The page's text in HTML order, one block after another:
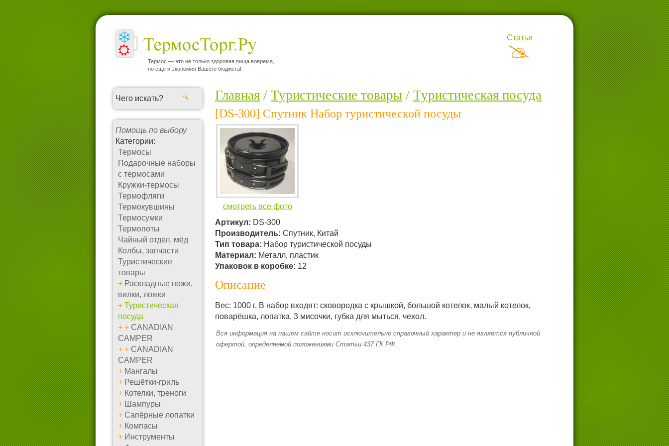
Термос — это не только здоровая пища вовремя,
но ещё и экономия Вашего бюджета!
Статьи
Помощь по выбору
Категории:
Термосы
Подарочные наборы
с термосами
Кружки-термосы
Термофляги
Термокувшины
Термосумки
Термопоты
Чайный отдел, мёд
Колбы, запчасти
Туристические
товары
+ Раскладные ножи,
вилки, ложки
+ Туристическая
посуда
+ + CANADIAN
CAMPER
+ + CANADIAN
CAMPER
+ Мангалы
+ Решётки-гриль
+ Котелки, треноги
+ Шампуры
+ Сапёрные лопатки
+ Компасы
+ Инструменты
Главная / Туристические товары / Туристическая посуда
[DS-300] Спутник Набор туристической посуды
смотреть все фото
Артикул: DS-300
Производитель: Спутник, Китай
Тип товара: Набор туристической посуды
Материал: Металл, пластик
Упаковок в коробке: 12
Описание
Вес: 1000 г. В набор входят: сковородка с крышкой, большой котелок, малый котелок,
поварёшка, лопатка, 3 мисочки, губка для мыться, чехол.
Вся информация на нашем сайте носит исключительно справочный характер и не является публичной
офертой, определяемой положениями Статьи 437 ГК РФ.